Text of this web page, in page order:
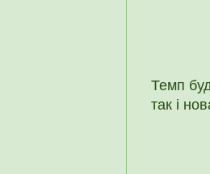
Темп
так і